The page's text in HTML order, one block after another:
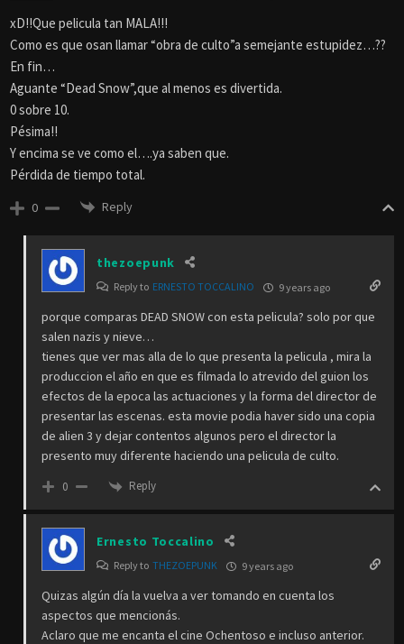
xD!!Que pelicula tan MALA!!!
Como es que osan llamar “obra de culto”a semejante estupidez…??
En fin…
Aguante “Dead Snow”,que al menos es divertida.
0 sobre 10.
Pésima!!
Y encima se ve como el….ya saben que.
Pérdida de tiempo total.
0 Reply
thezoepunk
Reply to ERNESTO TOCCALINO 9 years ago
porque comparas DEAD SNOW con esta pelicula? solo por que
salen nazis y nieve…
tienes que ver mas alla de lo que presenta la pelicula , mira la
produccion el año en que es filmada lo atrevido del guion los
efectos de la epoca las actuaciones y la forma del director de
presentar las escenas. esta movie podia haver sido una copia
de alien 3 y dejar contentos algunos pero el director la
presento muy diferente haciendo una pelicula de culto.
0 Reply
Ernesto Toccalino
Reply to THEZOEPUNK 9 years ago
Quizas algún día la vuelva a ver tomando en cuenta los
aspectos que mencionás.
Aclaro que me encanta el cine Ochentoso e incluso anterior.